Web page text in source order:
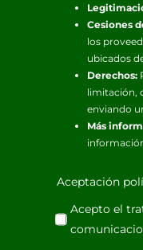
Cesiones
los
ubicados
Derechos:
limitación,
enviando
Más
Aceptación
Acepto el